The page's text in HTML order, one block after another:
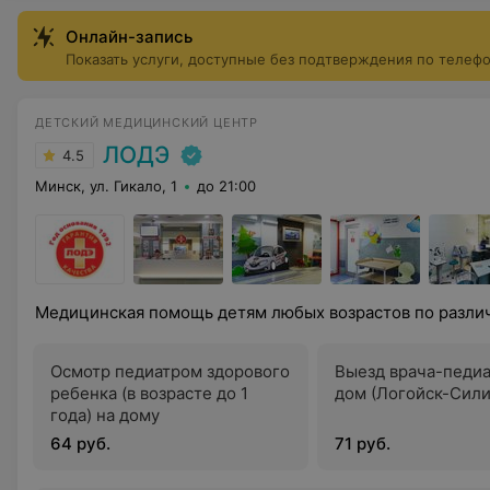
Онлайн-запись
Показать услуги, доступные без подтверждения по
ДЕТСКИЙ МЕДИЦИНСКИЙ ЦЕНТР
4.5 ЛОДЭ
Минск, ул. Гикало, 1 до 21:00
Медицинская помощь детям любых возрастов по
Осмотр педиатром здорового
ребенка (в возрасте до 1
года) на дому
64 руб.
Выезд врача-
дом (Логойск-
71 руб.